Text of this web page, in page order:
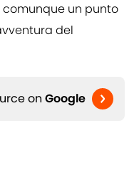
un punto
del
on Google